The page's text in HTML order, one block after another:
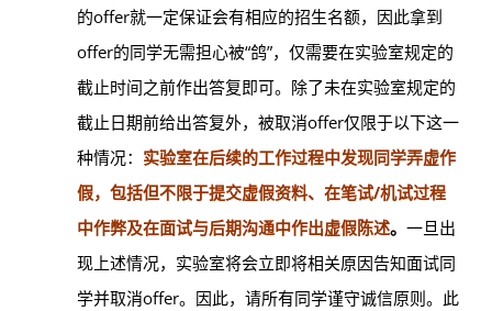
的offer就一定保证会有相应的招生名额，因此拿到
offer的同学无需担心被“鸽”，仅需要在实验室规定的
截止时间之前作出答复即可。除了未在实验室规定的
截止日期前给出答复外，被取消offer仅限于以下这一
种情况： 实验室在后续的工作过程中发现同学弄虚作
假，包括但不限于提交虚假资料、在笔试/机试过程
中作弊及在面试与后期沟通中作出虚假陈述。 一旦出
现上述情况，实验室将会立即将相关原因告知面试同
学并取消offer。因此，请所有同学谨守诚信原则。此